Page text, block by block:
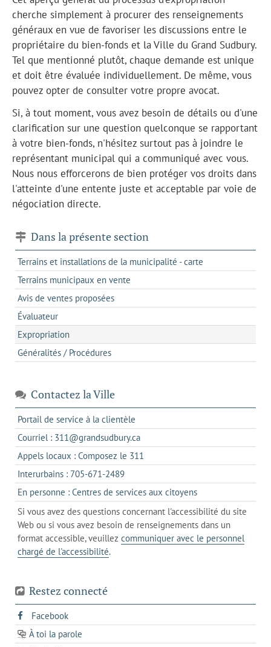
cherche simplement à procurer des renseignements
généraux en vue de favoriser les discussions entre le
propriétaire du bien-fonds et la Ville du Grand Sudbury.
Tel que mentionné plutôt, chaque demande est unique
et doit être évaluée individuellement. De même, vous
pouvez opter de consulter votre propre avocat.
Si, à tout moment, vous avez besoin de détails ou d'une
clarification sur une question quelconque se rapportant
à votre bien-fonds, n'hésitez surtout pas à joindre le
représentant municipal qui a communiqué avec vous.
Nous nous efforcerons de bien protéger vos droits dans
l'atteinte d'une entente juste et acceptable par voie de
négociation directe.
Dans la présente section
Terrains et installations de la municipalité - carte
Terrains municipaux en vente
Avis de ventes proposées
Évaluateur
Expropriation
Généralités / Procédures
Contactez la Ville
Portail de service à la clientèle
dans
un
nouvel
Courriel : 311@grandsudbury.cas'ouvre
dans
votre
de
messagerie
Appels locaux : Composez le 311
dans
un
client
de
votre
téléphone
Interurbains : 705-671-2489s'ouvre
dans
un
client
de
votre
En personne : Centres de services aux citoyenss'ouvre
dans
l'onglet
actuel
Si vous avez des questions concernant l'accessibilité du site
Web ou si vous avez besoin de renseignements dans un
format accessible, veuillez communiquer avec le personnel
chargé de l'accessibilité.
Restez connecté
Facebooks'ouvre
dans
un
À toi la parole
opens